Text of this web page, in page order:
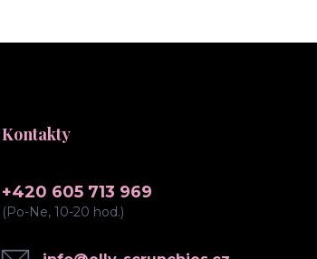
Kontakty
+420 605 713 969
(Po-Ne, 10-20 hod.)